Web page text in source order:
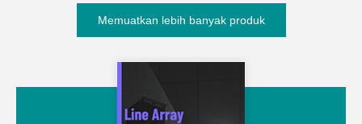
Memuatkan lebih banyak produk